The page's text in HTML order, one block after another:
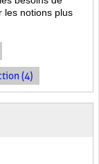
les notions plus
(4)